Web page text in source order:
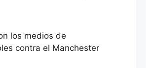
los medios de
contra el Manchester